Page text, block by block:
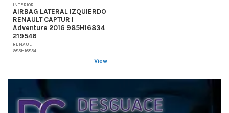
INTERIOR
AIRBAG LATERAL IZQUIERDO
RENAULT CAPTUR I
Adventure 2016 985H16834
219546
RENAULT
985H16834
View